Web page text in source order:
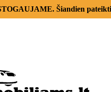
Šiandien